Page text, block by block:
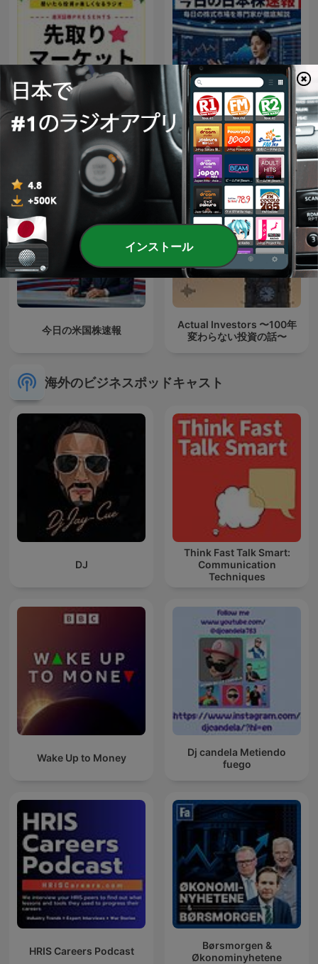
楽天証券PRESENTS 先取り
★マーケットレビュー
今日の日本株速報
今日の米国株速報
Actual Investors 〜100年
変わらない投資の話〜
海外のビジネスポッドキャスト
DJ
Think Fast Talk Smart:
Communication
Techniques
Wake Up to Money
Dj candela Metiendo
fuego
HRIS Careers Podcast
Børsmorgen &
Økonominyhetene
インストール